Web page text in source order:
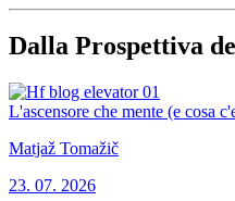
Dalla Prospettiva
L'ascensore che mente (e cosa
Matjaž Tomažič
23. 07. 2026